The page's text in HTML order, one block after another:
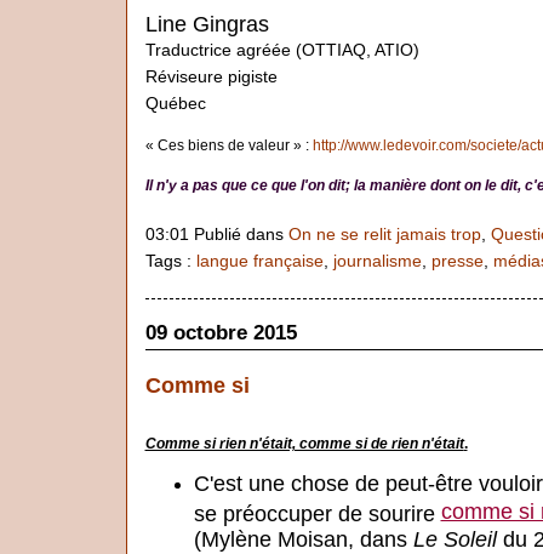
Line Gingras
Traductrice agréée (OTTIAQ, ATIO)
Réviseure pigiste
Québec
« Ces biens de valeur » : http://www.ledevoir.com/societe/
Il n'y a pas que ce que l'on dit; la manière dont on le dit,
03:01 Publié dans On ne se relit jamais trop,
Tags : langue française, journalisme, presse,
09 octobre 2015
Comme si
Comme si rien n'était, comme si de rien n'était.
C'est une chose de peut-être
se préoccuper de sourire comme si
(Mylène Moisan, dans Le Soleildu